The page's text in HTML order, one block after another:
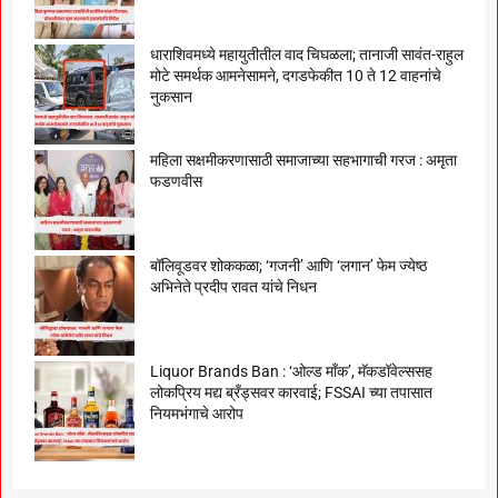
धाराशिवमध्ये महायुतीतील वाद चिघळला; तानाजी सावंत-राहुल
मोटे समर्थक आमनेसामने, दगडफेकीत 10 ते 12 वाहनांचे
नुकसान
महिला सक्षमीकरणासाठी समाजाच्या सहभागाची गरज : अमृता
फडणवीस
बॉलिवूडवर शोककळा; ‘गजनी’ आणि ‘लगान’ फेम ज्येष्ठ
अभिनेते प्रदीप रावत यांचे निधन
Liquor Brands Ban : ‘ओल्ड मॉंक’, मॅकडॉवेल्ससह
लोकप्रिय मद्य ब्रँड्सवर कारवाई; FSSAI च्या तपासात
नियमभंगाचे आरोप